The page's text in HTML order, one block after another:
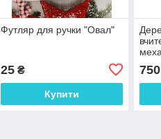
Футляр для ручки "Овал"
25₴
Купити
750